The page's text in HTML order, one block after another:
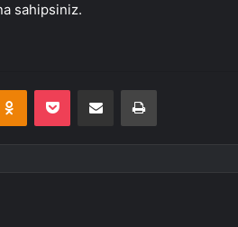
sahipsiniz.
Odnoklassniki
Pocket E-Posta ile paylaş Yazdır